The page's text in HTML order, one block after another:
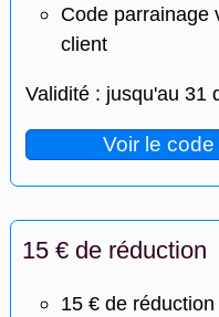
Code parrainage
client
Validité : jusqu'au 31
Voir le
15 € de réduction
15 € de